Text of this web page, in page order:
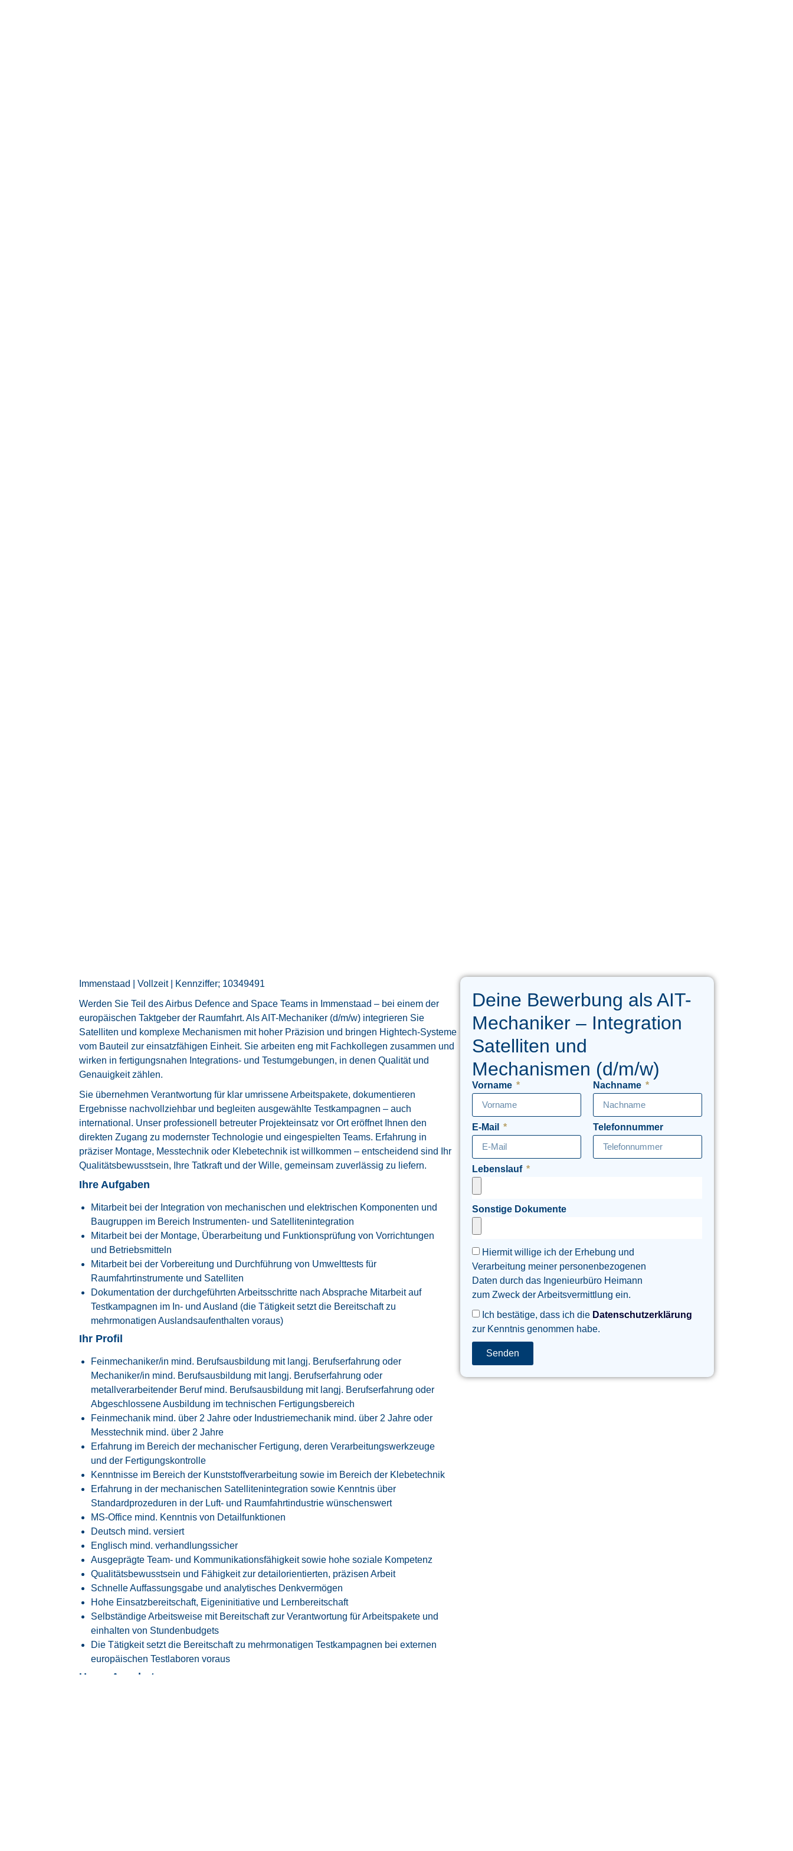
Immenstaad | Vollzeit | Kennziffer; 10349491
Werden Sie Teil des Airbus Defence and Space Teams in Immenstaad – bei einem der
europäischen Taktgeber der Raumfahrt. Als AIT-Mechaniker (d/m/w) integrieren Sie
Satelliten und komplexe Mechanismen mit hoher Präzision und bringen Hightech-Systeme
vom Bauteil zur einsatzfähigen Einheit. Sie arbeiten eng mit Fachkollegen zusammen und
wirken in fertigungsnahen Integrations- und Testumgebungen, in denen Qualität und
Genauigkeit zählen.
Sie übernehmen Verantwortung für klar umrissene Arbeitspakete, dokumentieren
Ergebnisse nachvollziehbar und begleiten ausgewählte Testkampagnen – auch
international. Unser professionell betreuter Projekteinsatz vor Ort eröffnet Ihnen den
direkten Zugang zu modernster Technologie und eingespielten Teams. Erfahrung in
präziser Montage, Messtechnik oder Klebetechnik ist willkommen – entscheidend sind Ihr
Qualitätsbewusstsein, Ihre Tatkraft und der Wille, gemeinsam zuverlässig zu liefern.
Ihre Aufgaben
Mitarbeit bei der Integration von mechanischen und elektrischen Komponenten und
Baugruppen im Bereich Instrumenten- und Satellitenintegration
Mitarbeit bei der Montage, Überarbeitung und Funktionsprüfung von Vorrichtungen
und Betriebsmitteln
Mitarbeit bei der Vorbereitung und Durchführung von Umwelttests für
Raumfahrtinstrumente und Satelliten
Dokumentation der durchgeführten Arbeitsschritte nach Absprache Mitarbeit auf
Testkampagnen im In- und Ausland (die Tätigkeit setzt die Bereitschaft zu
mehrmonatigen Auslandsaufenthalten voraus)
Ihr Profil
Feinmechaniker/in mind. Berufsausbildung mit langj. Berufserfahrung oder
Mechaniker/in mind. Berufsausbildung mit langj. Berufserfahrung oder
metallverarbeitender Beruf mind. Berufsausbildung mit langj. Berufserfahrung oder
Abgeschlossene Ausbildung im technischen Fertigungsbereich
Feinmechanik mind. über 2 Jahre oder Industriemechanik mind. über 2 Jahre oder
Messtechnik mind. über 2 Jahre
Erfahrung im Bereich der mechanischer Fertigung, deren Verarbeitungswerkzeuge
und der Fertigungskontrolle
Kenntnisse im Bereich der Kunststoffverarbeitung sowie im Bereich der Klebetechnik
Erfahrung in der mechanischen Satellitenintegration sowie Kenntnis über
Standardprozeduren in der Luft- und Raumfahrtindustrie wünschenswert
MS-Office mind. Kenntnis von Detailfunktionen
Deutsch mind. versiert
Englisch mind. verhandlungssicher
Ausgeprägte Team- und Kommunikationsfähigkeit sowie hohe soziale Kompetenz
Qualitätsbewusstsein und Fähigkeit zur detailorientierten, präzisen Arbeit
Schnelle Auffassungsgabe und analytisches Denkvermögen
Hohe Einsatzbereitschaft, Eigeninitiative und Lernbereitschaft
Selbständige Arbeitsweise mit Bereitschaft zur Verantwortung für Arbeitspakete und
einhalten von Stundenbudgets
Die Tätigkeit setzt die Bereitschaft zu mehrmonatigen Testkampagnen bei externen
europäischen Testlaboren voraus
Unser Angebot
Deine Bewerbung als AIT-
Mechaniker – Integration
Satelliten und
Mechanismen (d/m/w)
Vorname Nachname
E-Mail Telefonnummer
Lebenslauf
Sonstige Dokumente
Hiermit willige ich der Erhebung und
Verarbeitung meiner personenbezogenen
Daten durch das Ingenieurbüro Heimann
zum Zweck der Arbeitsvermittlung ein.
Ich bestätige, dass ich die Datenschutzerklärung
zur Kenntnis genommen habe.
Senden